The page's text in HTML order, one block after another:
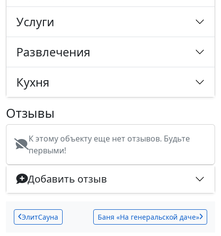
Услуги
Развлечения
Кухня
Отзывы
К этому объекту еще нет отзывов. Будьте
первыми!
Добавить отзыв
ЭлитСауна Баня «На генеральской даче»